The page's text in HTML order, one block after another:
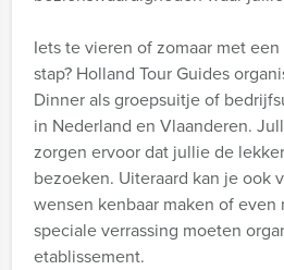
Iets te vieren of zomaar met
stap? Holland Tour Guides
Dinner als groepsuitje of
in Nederland en Vlaanderen.
zorgen ervoor dat jullie de
bezoeken. Uiteraard kan je ook
wensen kenbaar maken of
speciale verrassing moeten
etablissement.